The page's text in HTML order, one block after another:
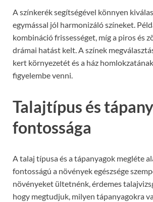
A színkerék segítségével könnyen
egymással jól harmonizáló színeket.
kombináció frissességet, míg a piros és
drámai hatást kelt. A színek
kert környezetét és a ház
figyelembe venni.
Talajtípus és
fontossága
A talaj típusa és a tápanyagok megléte
fontosságú a növények egészsége
növényeket ültetnénk, érdemes
hogy megtudjuk, milyen tápanyagokra